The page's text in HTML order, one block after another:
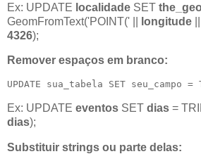
Ex: UPDATE localidade SET
GeomFromText('POINT(' ||
longitude
4326);
Remover espaços em branco:
UPDATE sua_tabela SET seu_campo
Ex: UPDATE eventos SET dias =
dias);
Substituir strings ou parte delas: